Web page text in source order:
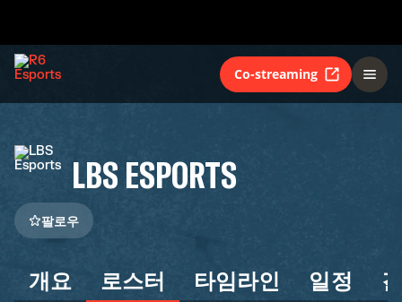
Co-streaming
LBS ESPORTS
팔로우
개요 로스터 타임라인 일정